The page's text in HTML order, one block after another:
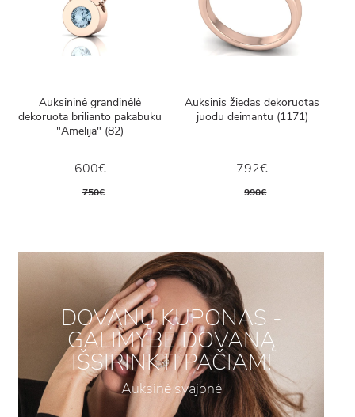
Auksininė grandinėlė
dekoruota brilianto pakabuku
"Amelija" (82)
600€
750€
Auksinis žiedas dekoruotas
juodu deimantu (1171)
792€
990€
DOVANŲ KUPONAS -
GALIMYBĖ DOVANĄ
IŠSIRINKTI PAČIAM!
Auksinė svajonė